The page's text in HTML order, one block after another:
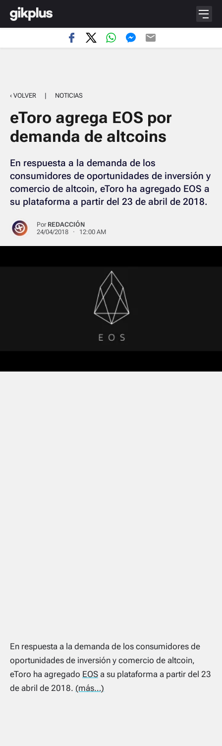
‹ VOLVER | NOTICIAS
eToro agrega EOS por
demanda de altcoins
En respuesta a la demanda de los
consumidores de oportunidades de inversión y
comercio de altcoin, eToro ha agregado EOS a
su plataforma a partir del 23 de abril de 2018.
Por REDACCIÓN
24/04/2018 · 12:00 AM
En respuesta a la demanda de los consumidores de
oportunidades de inversión y comercio de altcoin,
eToro ha agregado EOS a su plataforma a partir del 23
de abril de 2018. (más…)